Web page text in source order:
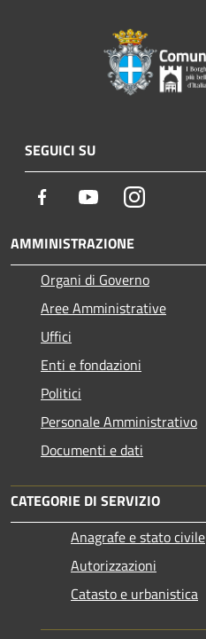
SEGUICI SU
Facebook YoutubeInstagram
AMMINISTRAZIONE
Organi di Governo
Aree Amministrative
Uffici
Enti e fondazioni
Politici
Personale Amministrativo
Documenti e dati
CATEGORIE DI SERVIZIO
Anagrafe e stato civile
Autorizzazioni
Catasto e urbanistica